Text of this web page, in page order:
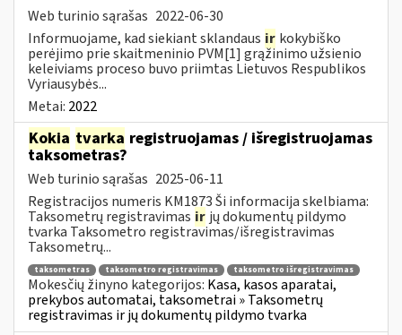
Web turinio sąrašas 2022-06-30
Informuojame, kad siekiant sklandaus ir kokybiško
perėjimo prie skaitmeninio PVM[1] grąžinimo užsienio
keleiviams proceso buvo priimtas Lietuvos Respublikos
Vyriausybės...
Metai: 2022
Kokia tvarka registruojamas / išregistruojamas
taksometras?
Web turinio sąrašas 2025-06-11
Registracijos numeris KM1873 Ši informacija skelbiama:
Taksometrų registravimas ir jų dokumentų pildymo
tvarka Taksometro registravimas/išregistravimas
Taksometrų...
taksometras taksometro registravimas taksometro išregistravimas
Mokesčių žinyno kategorijos: Kasa, kasos aparatai,
prekybos automatai, taksometrai » Taksometrų
registravimas ir jų dokumentų pildymo tvarka